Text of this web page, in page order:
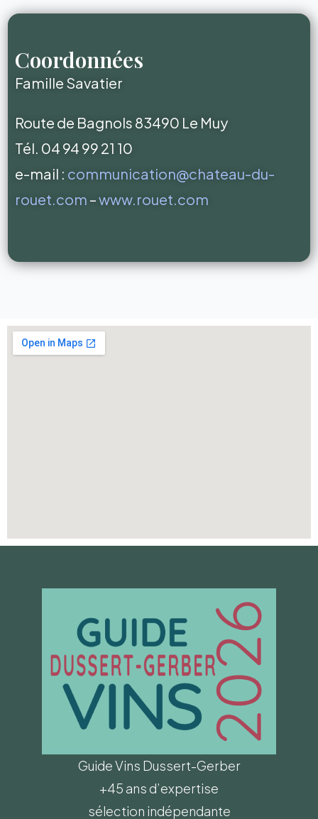
Coordonnées
Famille Savatier
Route de Bagnols 83490 Le Muy
Tél. 04 94 99 21 10
e-mail : communication@chateau-du-
rouet.com –www.rouet.com
Guide Vins Dussert-Gerber
+45 ans d’expertise
sélection indépendante